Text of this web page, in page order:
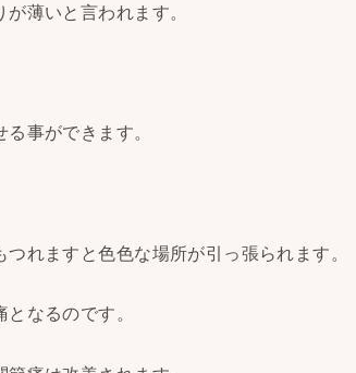
薄いと言われます。
事ができます。
れますと色色な場所が引っ張られます。
なるのです。